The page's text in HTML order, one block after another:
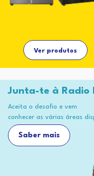
Ver produtos
Junta-te à Radio
Aceita o desafio e vem
conhecer as várias áreas
Saber mais